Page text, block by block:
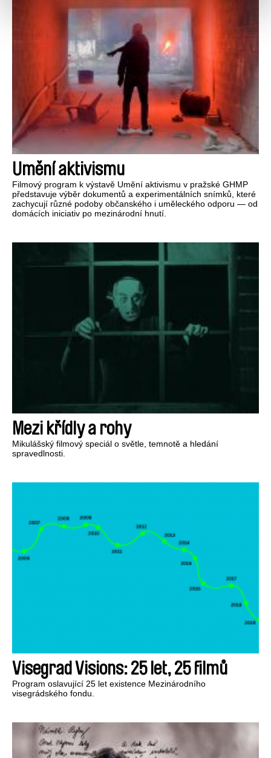
Umění aktivismu
Filmový program k výstavě Umění aktivismu v pražské GHMP
představuje výběr dokumentů a experimentálních snímků, které
zachycují různé podoby občanského i uměleckého odporu — od
domácích iniciativ po mezinárodní hnutí.
Mezi křídly a rohy
Mikulášský filmový speciál o světle, temnotě a hledání
spravedlnosti.
Visegrad Visions: 25 let, 25 filmů
Program oslavující 25 let existence Mezinárodního
visegrádského fondu.